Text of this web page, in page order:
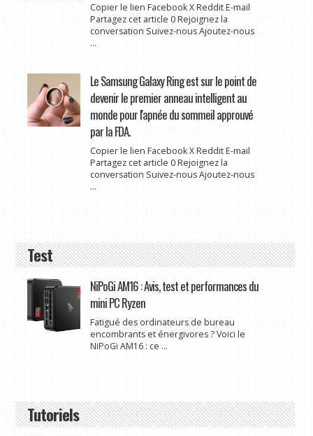
Copier le lien Facebook X Reddit E-mail
Partagez cet article 0 Rejoignez la
conversation Suivez-nous Ajoutez-nous
...
Le Samsung Galaxy Ring est sur le point de
devenir le premier anneau intelligent au
monde pour l'apnée du sommeil approuvé
par la FDA.
Copier le lien Facebook X Reddit E-mail
Partagez cet article 0 Rejoignez la
conversation Suivez-nous Ajoutez-nous
...
Test
NiPoGi AM16 : Avis, test et performances du
mini PC Ryzen
Fatigué des ordinateurs de bureau
encombrants et énergivores ? Voici le
NiPoGi AM16 : ce ...
Tutoriels